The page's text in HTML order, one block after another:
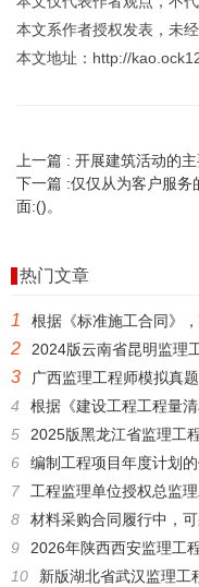
本文系作者授权发表，未
本文地址：http://
上一篇 : 开展建筑活动的主
下一篇 :仅仅从为客户服务
面:()。
热门文章
1 根据《标准施工合同》
2 2024版云南省昆明监理
3
广西监理工程师模拟真题
4
根据《建设工程工程量清单计价规
5
2025版黑龙江省监理工
6
编制工程项目年度计划的
7
工程监理单位授权总监理工
8
材料采购合同履行中，可采用
9
2026年陕西西安监理工
10
新版湖北省武汉监理工